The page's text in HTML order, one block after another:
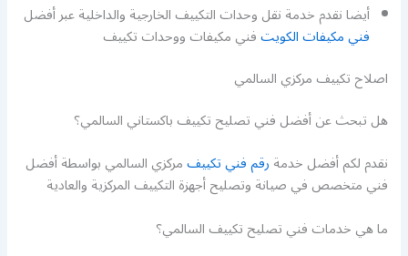
أيضا نقدم خدمة نقل وحدات التكييف الخارجية والداخلية عبر أفضل
فني مكيفات الكويتفني مكيفات ووحدات تكييف
اصلاح تكييف مركزي السالمي
هل تبحث عن أفضل فني تصليح تكييف باكستاني السالمي؟
نقدم لكم أفضل خدمةرقم فني تكييفمركزي السالمي بواسطة أفضل
فني متخصص في صيانة وتصليح أجهزة التكييف المركزية والعادية
ما هي خدمات فني تصليح تكييف السالمي؟